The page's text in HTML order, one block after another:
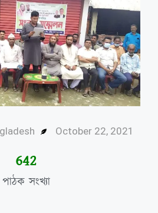
October 22, 2021
পাঠক সংখ্যা
644